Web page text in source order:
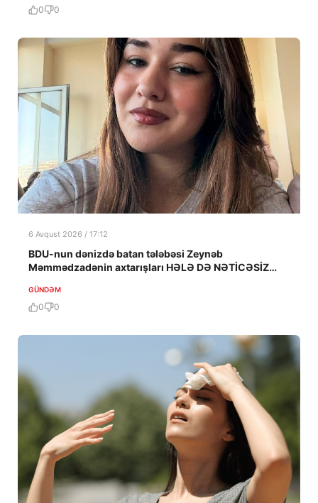
0 0
6 Avqust 2026 / 17:12
BDU-nun dənizdə batan tələbəsi Zeynəb
Məmmədzadənin axtarışları HƏLƏ DƏ NƏTİCƏSİZ
GÜNDƏM
0 0